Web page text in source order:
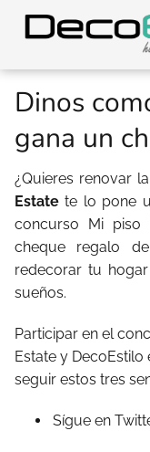
Dinos
gana un
¿Quieres renovar
Estate te lo pone
concurso Mi
cheque regalo
redecorar tu
sueños.
Participar en el
Estate y
seguir estos tres
Sígue en